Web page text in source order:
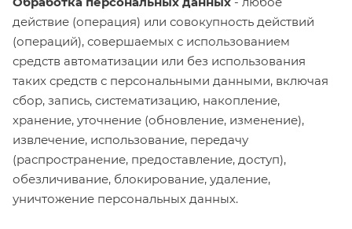
действие (операция) или совокупность действий
(операций), совершаемых с использованием
средств автоматизации или без использования
таких средств с персональными данными, включая
сбор, запись, систематизацию, накопление,
хранение, уточнение (обновление, изменение),
извлечение, использование, передачу
(распространение, предоставление, доступ),
обезличивание, блокирование, удаление,
уничтожение персональных данных.